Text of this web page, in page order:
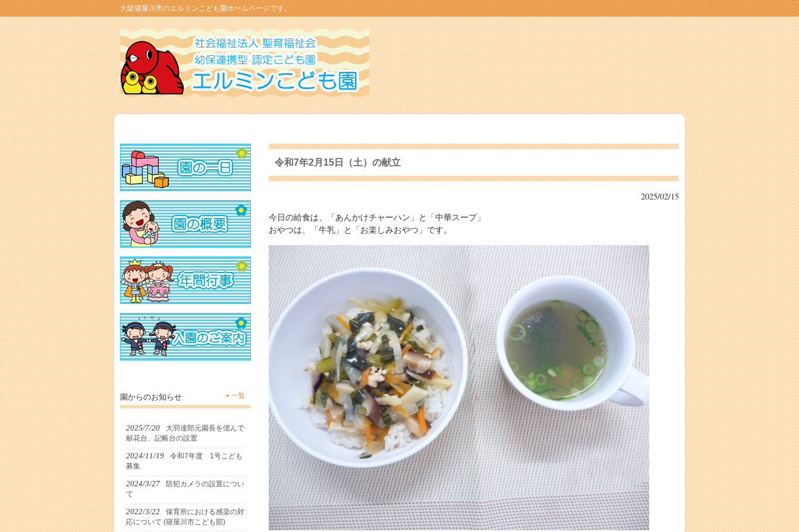
大阪寝屋川市のエルミンこども園ホームページです。
令和7年2月15日（土）の献立
2025/02/15
今日の給食は、「あんかけチャーハン」と「中華スープ」
おやつは、「牛乳」と「お楽しみおやつ」です。
園からのお知らせ 一覧
2025/7/20
大羽達郎元園長を偲んで
献花台、記帳台の設置
2024/11/19
令和7年度 1号こども
募集
2024/3/27
防犯カメラの設置につい
て
2022/3/22
保育所における感染の対
応について (寝屋川市こども部)